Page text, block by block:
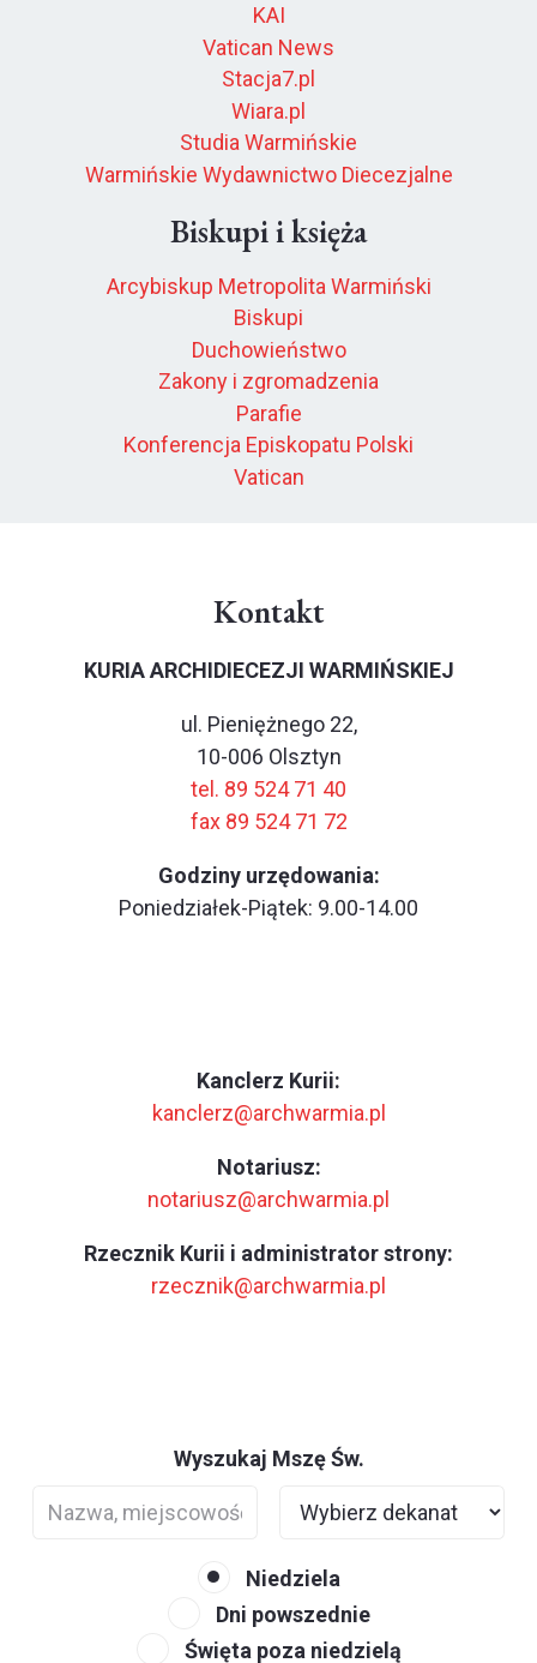
KAI
Vatican News
Stacja7.pl
Wiara.pl
Studia Warmińskie
Warmińskie Wydawnictwo Diecezjalne
Biskupi i księża
Arcybiskup Metropolita Warmiński
Biskupi
Duchowieństwo
Zakony i zgromadzenia
Parafie
Konferencja Episkopatu Polski
Vatican
Kontakt
KURIA ARCHIDIECEZJI WARMIŃSKIEJ
ul. Pieniężnego 22,
10-006 Olsztyn
tel. 89 524 71 40
fax 89 524 71 72
Godziny urzędowania:
Poniedziałek-Piątek: 9.00-14.00
Kanclerz Kurii:
kanclerz@archwarmia.pl
Notariusz:
notariusz@archwarmia.pl
Rzecznik Kurii i administrator strony:
rzecznik@archwarmia.pl
Wyszukaj Mszę Św.
Niedziela
Dni powszednie
Święta poza niedzielą